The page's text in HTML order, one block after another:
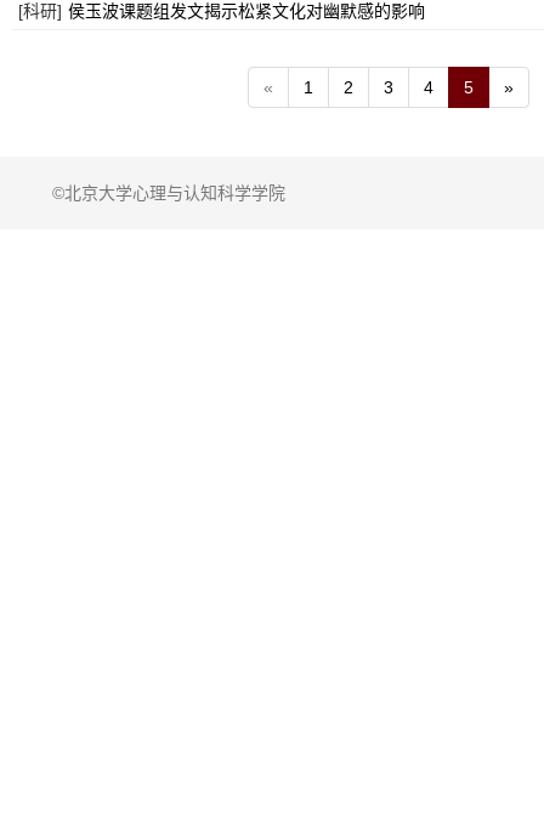
[科研] 侯玉波课题组发文揭示松紧文化对幽默感的影响
« 1 2 3 4 5 »
©北京大学心理与认知科学学院